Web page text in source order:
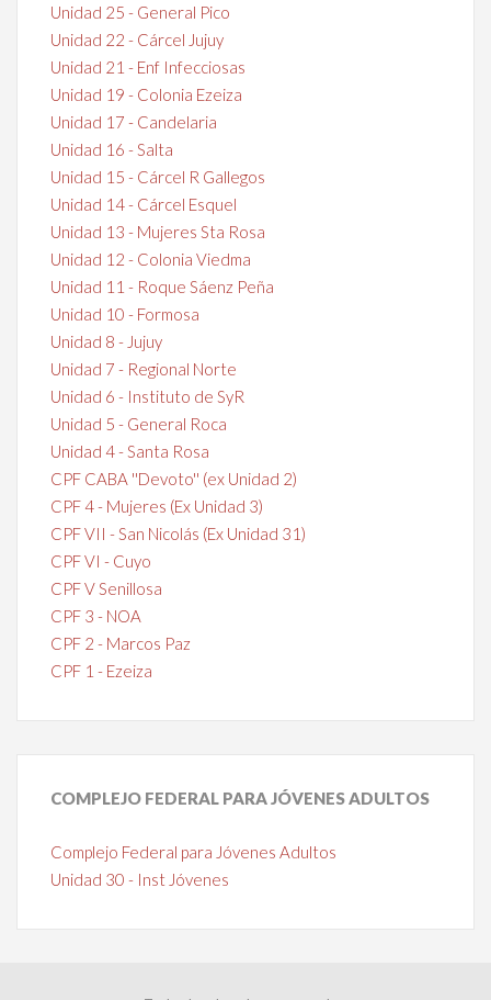
Unidad 25 - General Pico
Unidad 22 - Cárcel Jujuy
Unidad 21 - Enf Infecciosas
Unidad 19 - Colonia Ezeiza
Unidad 17 - Candelaria
Unidad 16 - Salta
Unidad 15 - Cárcel R Gallegos
Unidad 14 - Cárcel Esquel
Unidad 13 - Mujeres Sta Rosa
Unidad 12 - Colonia Viedma
Unidad 11 - Roque Sáenz Peña
Unidad 10 - Formosa
Unidad 8 - Jujuy
Unidad 7 - Regional Norte
Unidad 6 - Instituto de SyR
Unidad 5 - General Roca
Unidad 4 - Santa Rosa
CPF CABA ''Devoto'' (ex Unidad 2)
CPF 4 - Mujeres (Ex Unidad 3)
CPF VII - San Nicolás (Ex Unidad 31)
CPF VI - Cuyo
CPF V Senillosa
CPF 3 - NOA
CPF 2 - Marcos Paz
CPF 1 - Ezeiza
COMPLEJO FEDERAL PARA JÓVENES ADULTOS
Complejo Federal para Jóvenes Adultos
Unidad 30 - Inst Jóvenes